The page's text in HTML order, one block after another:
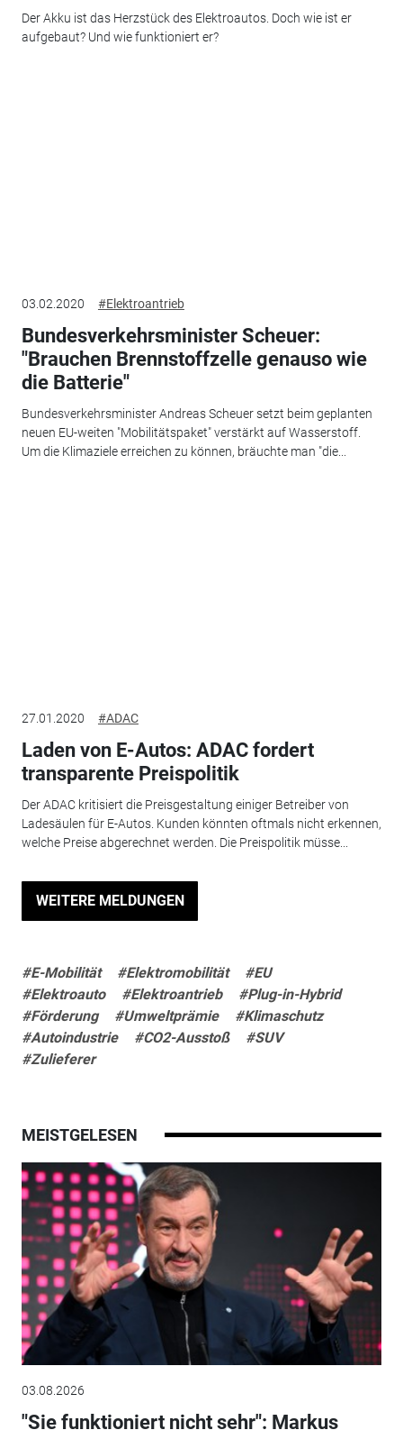
Der Akku ist das Herzstück des Elektroautos. Doch wie ist er
aufgebaut? Und wie funktioniert er?
03.02.2020 #Elektroantrieb
Bundesverkehrsminister Scheuer:
"Brauchen Brennstoffzelle genauso wie
die Batterie"
Bundesverkehrsminister Andreas Scheuer setzt beim geplanten
neuen EU-weiten "Mobilitätspaket" verstärkt auf Wasserstoff.
Um die Klimaziele erreichen zu können, bräuchte man "die...
27.01.2020 #ADAC
Laden von E-Autos: ADAC fordert
transparente Preispolitik
Der ADAC kritisiert die Preisgestaltung einiger Betreiber von
Ladesäulen für E-Autos. Kunden könnten oftmals nicht erkennen,
welche Preise abgerechnet werden. Die Preispolitik müsse...
WEITERE MELDUNGEN
#E-Mobilität #Elektromobilität
#EU
#Elektroauto
#Elektroantrieb
#Plug-in-Hybrid
#Förderung
#Umweltprämie
#Klimaschutz
#Autoindustrie
#CO2-Ausstoß
#SUV
#Zulieferer
MEISTGELESEN
03.08.2026
"Sie funktioniert nicht sehr": Markus